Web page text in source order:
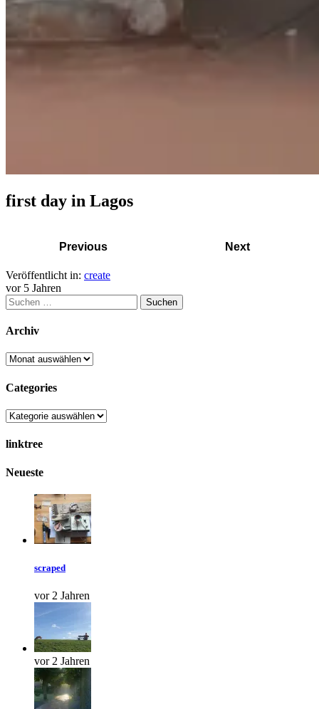
first day in Lagos
Previous Next
Veröffentlicht in: create
vor 5 Jahren
Archiv
Categories
linktree
Neueste
scraped
vor 2 Jahren
vor 2 Jahren